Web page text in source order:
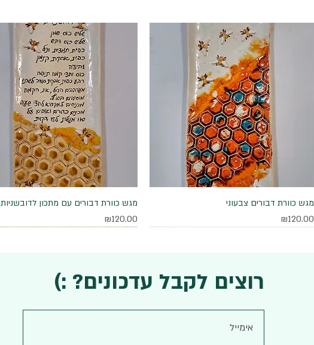
תצוגה מהירה
מגש כוורת דבורים צבעוני
מחיר
₪120.00
תצוגה מהירה
מגש כוורת דבורים עם מתכון לדובשניות
מחיר
₪120.00
רוצים לקבל עדכונים? :)